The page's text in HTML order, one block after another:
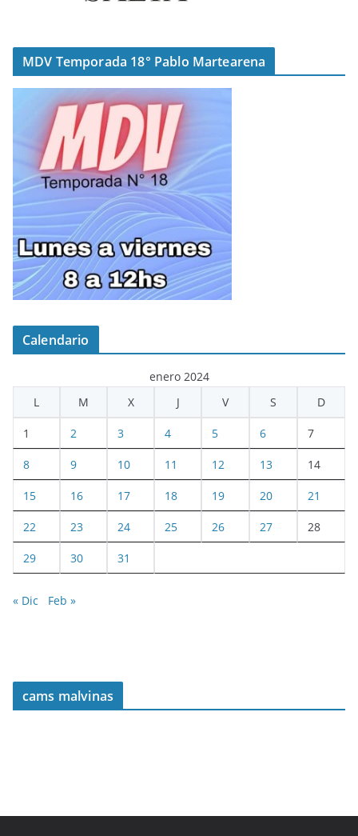
MDV Temporada 18° Pablo Martearena
Calendario
enero 2024
L
M X J V S D
1 2 3 4 5 6 7
8 9 10 11 12 13 14
15 16 17 18 19 20 21
22 23 24 25 26 27 28
29 30 31
« Dic Feb »
cams malvinas